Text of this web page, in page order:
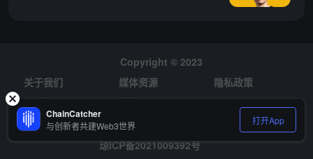
Copyright © 2023
关于我们
媒体资源
隐私政策
风险提示
招聘
琼ICP备2021009392号
ChainCatcher
与创新者共建Web3世界 打开App